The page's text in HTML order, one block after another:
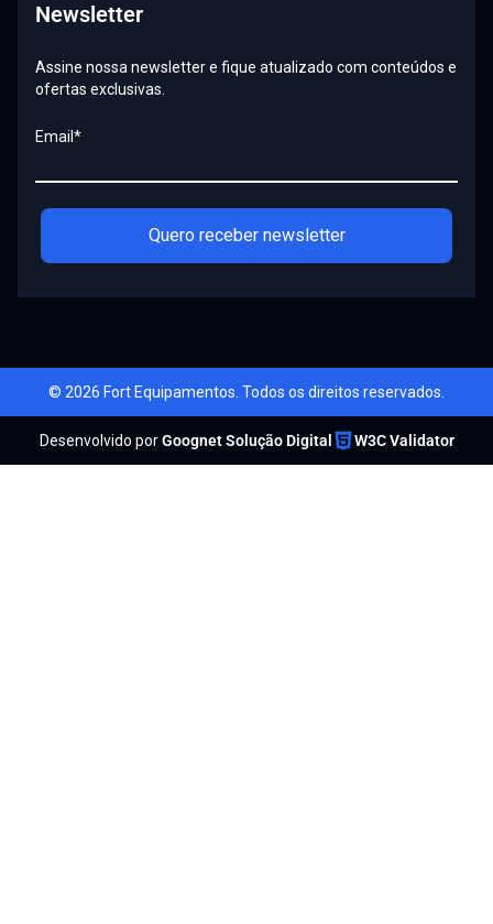
Newsletter
Assine nossa newsletter e fique atualizado com conteúdos e
ofertas exclusivas.
Email*
Quero receber newsletter
© 2026 Fort Equipamentos. Todos os direitos reservados.
Desenvolvido porGoognet Solução Digital W3C Validator